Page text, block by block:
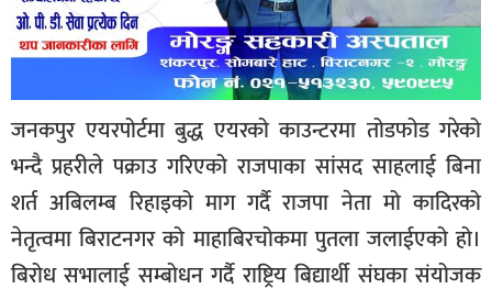
जनकपुर एयरपोर्टमा बुद्ध एयरको काउन्टरमा तोडफोड गरेको
भन्दै प्रहरीले पक्राउ गरिएको राजपाका सांसद साहलाई बिना
शर्त अबिलम्ब रिहाइको माग गर्दै राजपा नेता मो कादिरको
नेतृत्वमा बिराटनगर को माहाबिरचोकमा पुतला जलाईएको हो।
बिरोध सभालाई सम्बोधन गर्दै राष्ट्रिय बिद्यार्थी संघका संयोजक